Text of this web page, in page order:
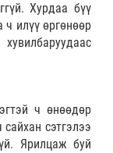
Хурдаа бүү
ч илүү өргөнөөр
ч өнөөдөр
сэтгэлээ
Ярилцаж буй